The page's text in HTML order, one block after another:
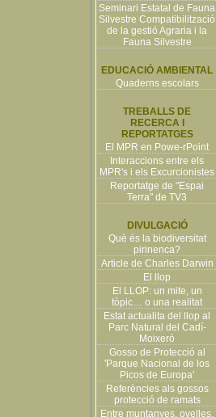
Seminari Estatal de Fauna
Silvestre Compatibilització
de la gestió Agraria i la
Fauna Silvestre
EDUCACIÓ AMBIENTAL
Quaderns escolars
TREBALLS DE
RECERCA I
REPORTATGES
El MPR en Powe-rPoint
Interaccions entre els
MPR's i els Excurcionistes
Reportatge de "Espai
Terra" de TV3
DIVULGACIÓ
Què és la biodiversitat
pirinenca?
Article de Charles Darwin
El llop
El LLOP: un mite, un
tòpic… o una realitat
Estat actualita del llop al
Parc Natural del Cadí-
Moixeró
Gosso de Protecció al
'Parque Nacional de los
Picos de Europa'
Referències als gossos
protecció de ramats
Entre muntanyes, ovelles,